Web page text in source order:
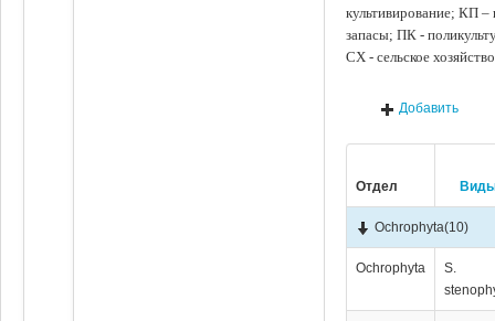
культивирование; КП
запасы; ПК -
СХ - сельское
Добавить
Отдел
Ochrophyta(10)
Ochrophyta
S.